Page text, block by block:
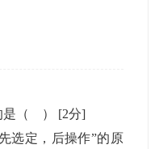
是（ ） [2分]
选定，后操作”的原